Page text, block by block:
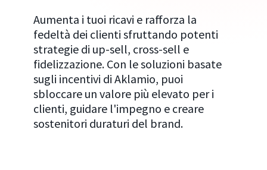
Aumenta i tuoi ricavi e rafforza la
fedeltà dei clienti sfruttando potenti
strategie di up-sell, cross-sell e
fidelizzazione. Con le soluzioni basate
sugli incentivi di Aklamio, puoi
sbloccare un valore più elevato per i
clienti, guidare l'impegno e creare
sostenitori duraturi del brand.